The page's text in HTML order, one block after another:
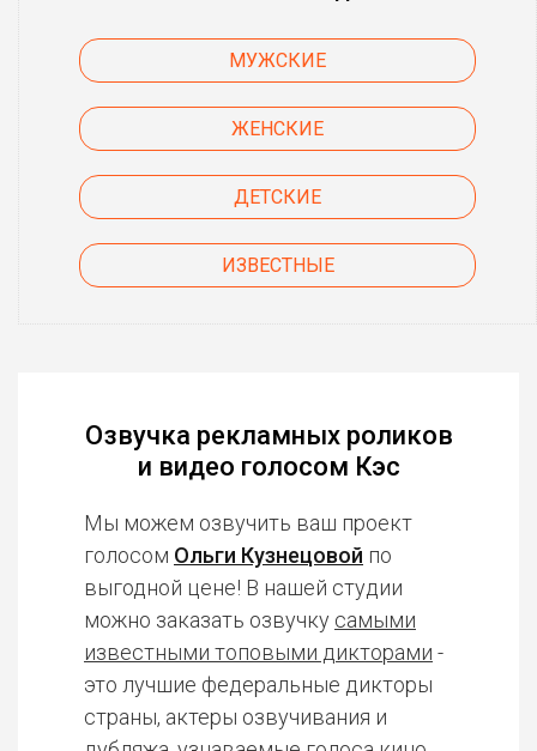
МУЖСКИЕ
ЖЕНСКИЕ
ДЕТСКИЕ
ИЗВЕСТНЫЕ
Озвучка рекламных роликов
и видео голосом Кэс
Мы можем озвучить ваш проект
голосом Ольги Кузнецовой по
выгодной цене! В нашей студии
можно заказать озвучку самыми
известными топовыми дикторами -
это лучшие федеральные дикторы
страны, актеры озвучивания и